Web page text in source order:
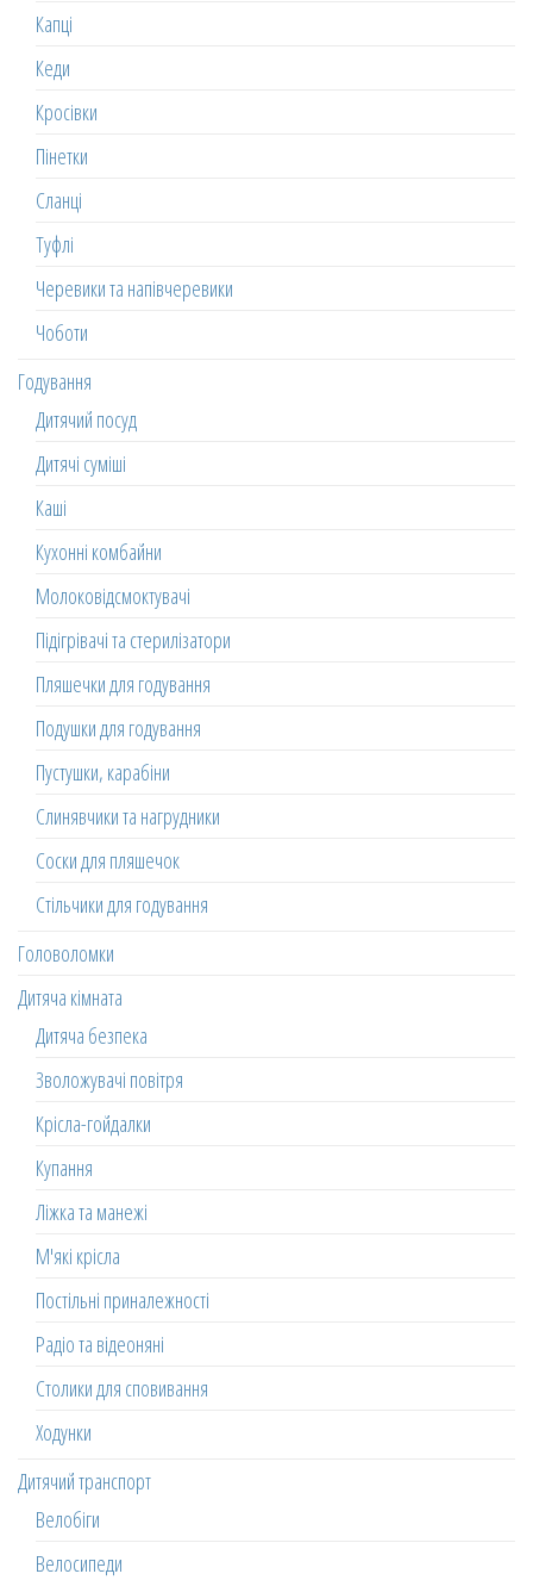
Капці
Кеди
Кросівки
Пінетки
Сланці
Туфлі
Черевики та напівчеревики
Чоботи
Годування
Дитячий посуд
Дитячі суміші
Каші
Кухонні комбайни
Молоковідсмоктувачі
Підігрівачі та стерилізатори
Пляшечки для годування
Подушки для годування
Пустушки, карабіни
Слинявчики та нагрудники
Соски для пляшечок
Стільчики для годування
Головоломки
Дитяча кімната
Дитяча безпека
Зволожувачі повітря
Крісла-гойдалки
Купання
Ліжка та манежі
М'які крісла
Постільні приналежності
Радіо та відеоняні
Столики для сповивання
Ходунки
Дитячий транспорт
Велобіги
Велосипеди